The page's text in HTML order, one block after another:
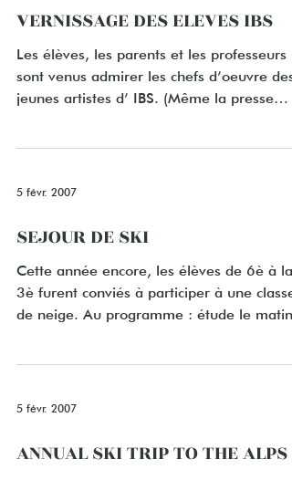
VERNISSAGE DES ELEVES IBS
Les élèves, les parents et les professeurs
sont venus admirer les chefs d’oeuvre des
jeunes artistes d’ IBS. (Même la presse
5 févr. 2007
SEJOUR DE SKI
Cette année encore, les élèves de 6è à la
3è furent conviés à participer à une classe
de neige. Au programme : étude le matin,
5 févr. 2007
ANNUAL SKI TRIP TO THE ALPS